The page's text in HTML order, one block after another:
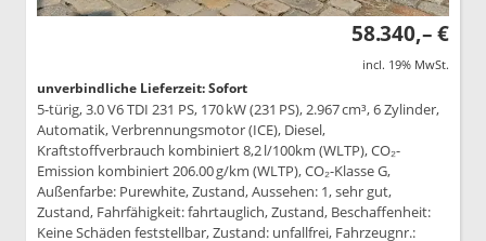
58.340,– €
incl. 19% MwSt.
unverbindliche Lieferzeit: Sofort
5-türig, 3.0 V6 TDI 231 PS, 170 kW (231 PS), 2.967 cm³, 6 Zylinder,
Automatik, Verbrennungsmotor (ICE), Diesel,
Kraftstoffverbrauch kombiniert 8,2 l/100km (WLTP), CO₂-
Emission kombiniert 206.00 g/km (WLTP), CO₂-Klasse G,
Außenfarbe: Purewhite, Zustand, Aussehen: 1, sehr gut,
Zustand, Fahrfähigkeit: fahrtauglich, Zustand, Beschaffenheit:
Keine Schäden feststellbar, Zustand: unfallfrei, Fahrzeugnr.: